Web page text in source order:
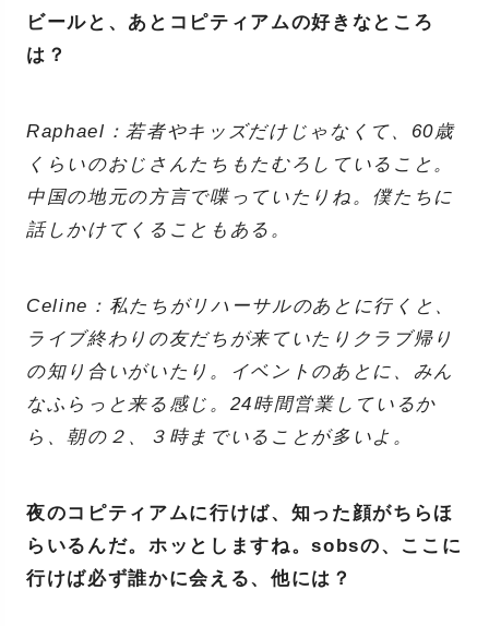
ビールと、あとコピティアムの好きなところ
は？
Raphael：若者やキッズだけじゃなくて、60歳
くらいのおじさんたちもたむろしていること。
中国の地元の方言で喋っていたりね。僕たちに
話しかけてくることもある。
Celine：私たちがリハーサルのあとに行くと、
ライブ終わりの友だちが来ていたりクラブ帰り
の知り合いがいたり。イベントのあとに、みん
なふらっと来る感じ。24時間営業しているか
ら、朝の２、３時までいることが多いよ。
夜のコピティアムに行けば、知った顔がちらほ
らいるんだ。ホッとしますね。sobsの、ここに
行けば必ず誰かに会える、他には？